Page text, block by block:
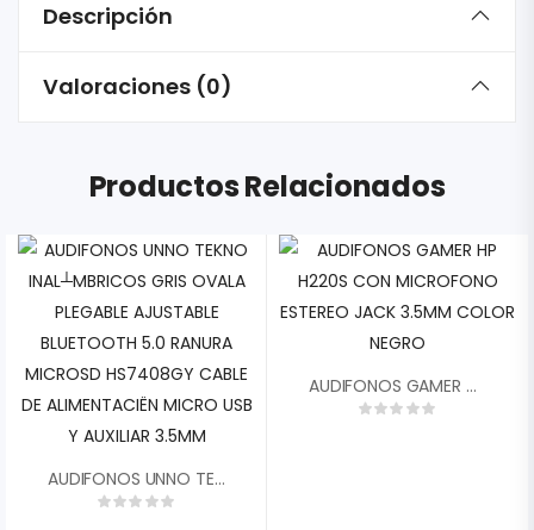
Descripción
Valoraciones (0)
Productos Relacionados
AUDIFONOS UNNO TEKNO INAL┴MBRICOS GRIS OVALA PLEGABLE AJUSTABLE BLUETOOTH 5.0 RANURA MICROSD HS7408GY CABLE DE ALIMENTACIËN MICRO USB Y AUXILIAR 3.5MM
AUDIFONOS GAMER HP H220S CON MICROFONO ESTEREO JACK 3.5MM COLOR NEGRO